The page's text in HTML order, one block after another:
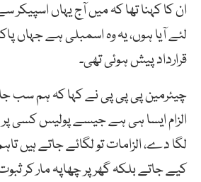
ان کا کہنا تھا کہ میں آج یہاں اسپیکر
لئے آیا ہوں، یہ وہ اسمبلی ہے جہاں
قرارداد پیش ہوئی تھی۔
چیئرمین پی پی پی نے کہا کہ ہم سب
الزام ایسا ہی ہے جیسے پولیس کسی پر
لگا دے، الزامات تو لگائے جاتے ہیں
کیے جاتے بلکہ گھر پر چھاپہ مار کر